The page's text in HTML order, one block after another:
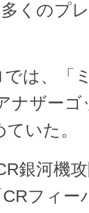
くのプ
は、「
ナザー
いた。
銀河機
フィー